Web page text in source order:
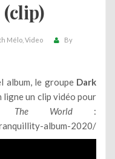
Mélo Video
By
album, le groupe Dark
ligne un clip vidéo pour
The World :
album-2020/